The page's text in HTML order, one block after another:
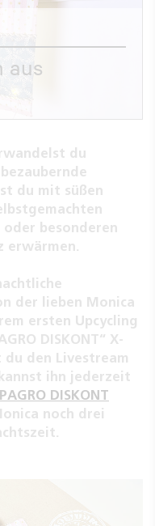
aus
du
du mit süßen
oder besonderen
erwärmen.
der lieben Monica
ersten Upcycling
DISKONT“ X-
den Livestream
ihn jederzeit
DISKONT
noch drei